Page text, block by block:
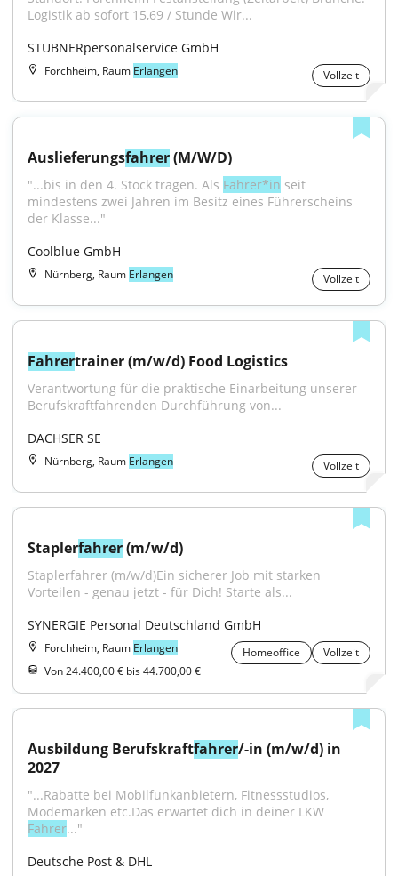
Logistik ab sofort 15,69 / Stunde Wir...
STUBNERpersonalservice GmbH
Forchheim, Raum Erlangen Vollzeit
Auslieferungsfahrer (M/W/D)
"...bis in den 4. Stock tragen. Als Fahrer*in seit
mindestens zwei Jahren im Besitz eines Führerscheins
der Klasse..."
Coolblue GmbH
Nürnberg, Raum Erlangen Vollzeit
Fahrertrainer (m/w/d) Food Logistics
Verantwortung für die praktische Einarbeitung unserer
Berufskraftfahrenden Durchführung von...
DACHSER SE
Nürnberg, Raum Erlangen Vollzeit
Staplerfahrer (m/w/d)
Staplerfahrer (m/w/d)Ein sicherer Job mit starken
Vorteilen - genau jetzt - für Dich! Starte als...
SYNERGIE Personal Deutschland GmbH
Forchheim, Raum Erlangen Homeoffice
Vollzeit
Von 24.400,00 € bis 44.700,00 €
Ausbildung Berufskraftfahrer/-in (m/w/d) in
2027
"...Rabatte bei Mobilfunkanbietern, Fitnessstudios,
Fahrer..."
Deutsche Post & DHL